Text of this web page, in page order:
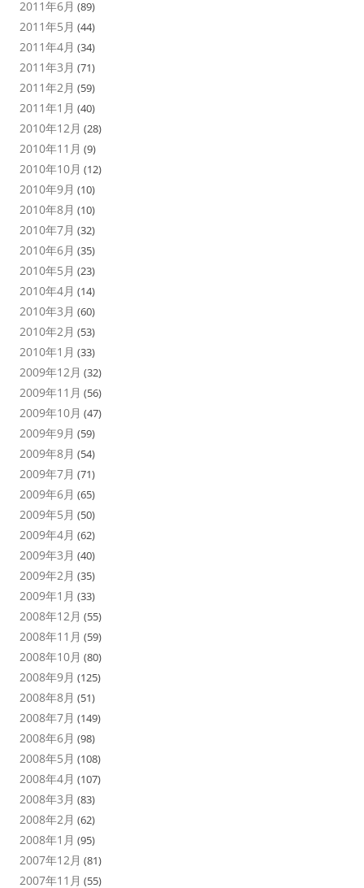
2011年6月 (89)
2011年5月 (44)
2011年4月 (34)
2011年3月 (71)
2011年2月 (59)
2011年1月 (40)
2010年12月 (28)
2010年11月 (9)
2010年10月 (12)
2010年9月 (10)
2010年8月 (10)
2010年7月 (32)
2010年6月 (35)
2010年5月 (23)
2010年4月 (14)
2010年3月 (60)
2010年2月 (53)
2010年1月 (33)
2009年12月 (32)
2009年11月 (56)
2009年10月 (47)
2009年9月 (59)
2009年8月 (54)
2009年7月 (71)
2009年6月 (65)
2009年5月 (50)
2009年4月 (62)
2009年3月 (40)
2009年2月 (35)
2009年1月 (33)
2008年12月 (55)
2008年11月 (59)
2008年10月 (80)
2008年9月 (125)
2008年8月 (51)
2008年7月 (149)
2008年6月 (98)
2008年5月 (108)
2008年4月 (107)
2008年3月 (83)
2008年2月 (62)
2008年1月 (95)
2007年12月 (81)
2007年11月 (55)